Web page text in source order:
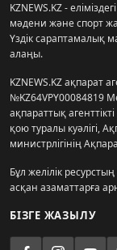
KZNEWS.KZ -
мәдени және спорт
Үздік сараптамалық
алаңы.
KZNEWS.KZ ақпарат
№KZ64VPY00084819
ақпараттық
қою туралы куәлігі,
министрлігінің
Бұл желілік
асқан азаматтарға
БІЗГЕ ЖАЗЫЛУ